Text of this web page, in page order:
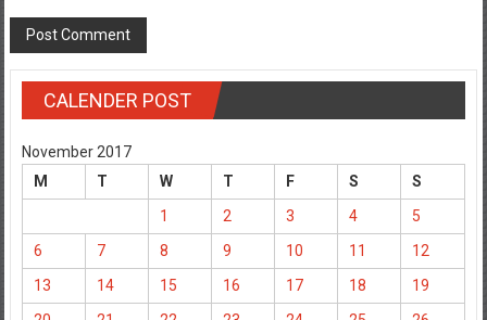
CALENDER POST
November 2017
M
T W T F S
S
1
2 3 4
5
6
7 8 9 10 11
12
13
14 15 16 17 18
19